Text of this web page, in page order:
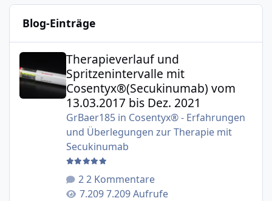
Blog-Einträge
Therapieverlauf und Spritzenintervalle mit
Therapieverlauf und
Spritzenintervalle mit
Cosentyx®(Secukinumab) vom
13.03.2017 bis Dez. 2021
GrBaer185in Cosentyx® - Erfahrungen
und Überlegungen zur Therapie mit
Secukinumab
2 Kommentare
7.209 Aufrufe